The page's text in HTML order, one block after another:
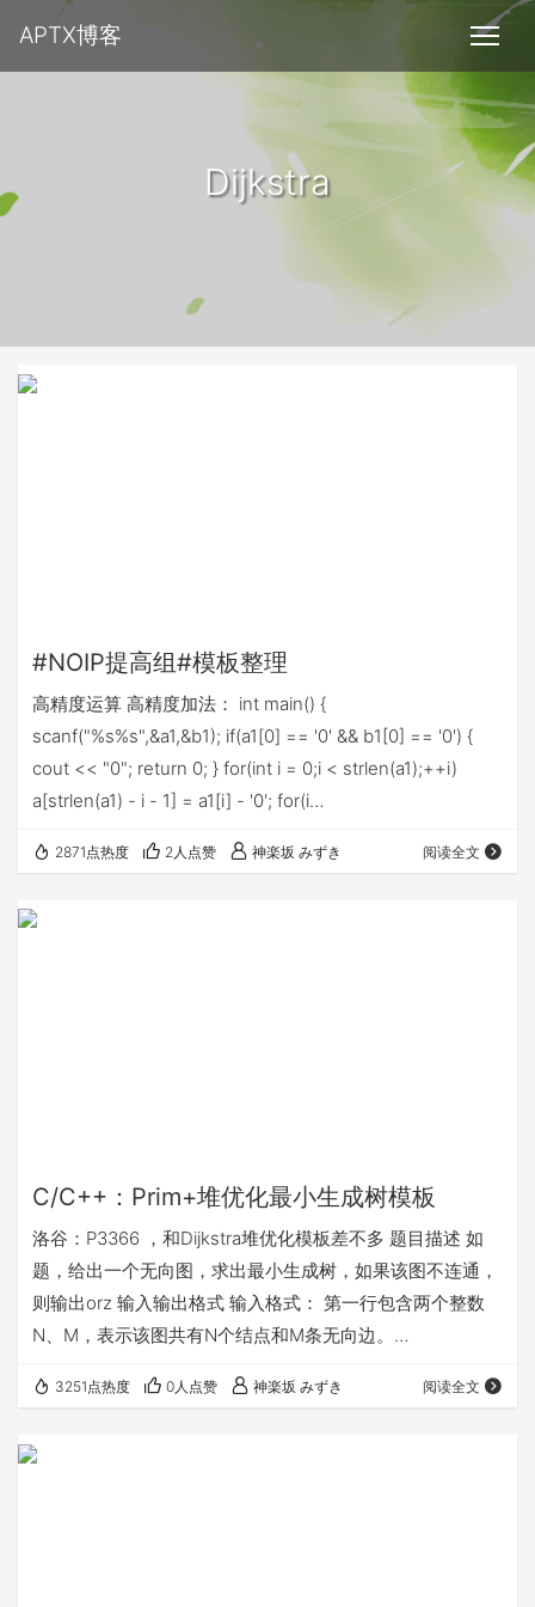
APTX博客
Dijkstra
#NOIP提高组#模板整理
高精度运算 高精度加法： int main() {
scanf("%s%s",&a1,&b1); if(a1[0] == '0' && b1[0] == '0') {
cout << "0"; return 0; } for(int i = 0;i < strlen(a1);++i)
a[strlen(a1) - i - 1] = a1[i] - '0'; for(i…
2871点热度 2人点赞 神楽坂 みずき 阅读全文
C/C++：Prim+堆优化最小生成树模板
洛谷：P3366 ，和Dijkstra堆优化模板差不多 题目描述 如
题，给出一个无向图，求出最小生成树，如果该图不连通，
则输出orz 输入输出格式 输入格式： 第一行包含两个整数
N、M，表示该图共有N个结点和M条无向边。
数Xi、Yi、Zi，表示有一条长度为Zi的无向边连接结点Xi、Yi
和；如果该图不连通则输出orz 输入输出样例 输入样例#1：
3251点热度 0人点赞 神楽坂 みずき 阅读全文